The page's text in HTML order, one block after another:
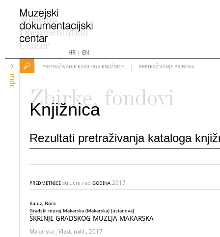
HR| EN
mdc
PRETRAŽIVANJE KATALOGA KNJIŽNICE PRETRAŽIVANJE PRINOVA
Zbirke, fondovi
Knjižnica
Rezultati pretraživanja kataloga
PREDMETNICE stručni rad GODINA 2017
Kuluz, Nora
Gradski muzej Makarska (Makarska) [ustanova]
ŠKRINJE GRADSKOG MUZEJA MAKARSKA
Makarska , Vlast. nakl., 2017